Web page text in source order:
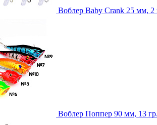
Воблер Baby Crank 25 мм,
Воблер Поппер 90 мм, 13